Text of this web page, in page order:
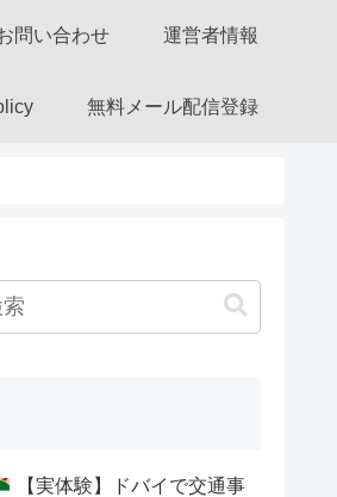
問い合わせ 運営者情報
無料メール配信登録
【実体験】ドバイで交通事